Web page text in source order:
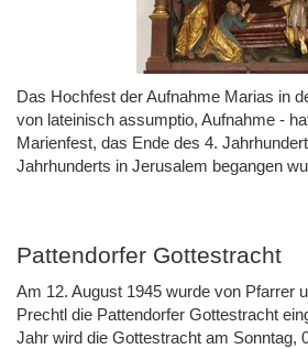
Das Hochfest der Aufnahme Marias in
von lateinisch assumptio, Aufnahme -
Marienfest, das Ende des 4.
Jahrhunderts in Jerusalem begangen
Pattendorfer Gottestracht
Am 12. August 1945 wurde von Pfarrer
Prechtl die Pattendorfer Gottestracht
Jahr wird die Gottestracht am Sonntag,